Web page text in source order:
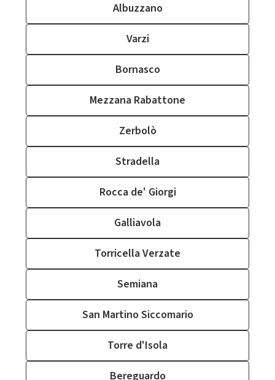
Albuzzano
Varzi
Bornasco
Mezzana Rabattone
Zerbolò
Stradella
Rocca de' Giorgi
Galliavola
Torricella Verzate
Semiana
San Martino Siccomario
Torre d'Isola
Bereguardo